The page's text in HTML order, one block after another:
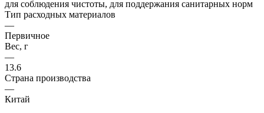
для соблюдения чистоты, для поддержания санитарных норм
Тип расходных материалов
—
Первичное
Вес, г
—
13.6
Страна производства
—
Китай